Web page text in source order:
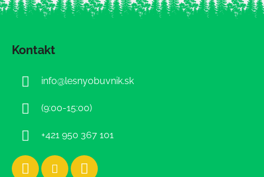
Kontakt
info@lesnyobuvnik.sk
(9:00-15:00)
+421 950 367 101